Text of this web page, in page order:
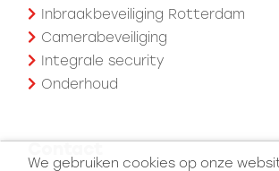
Inbraakbeveiliging Rotterdam
Camerabeveiliging
Integrale security
Onderhoud
Contact
We gebruiken cookies op onze